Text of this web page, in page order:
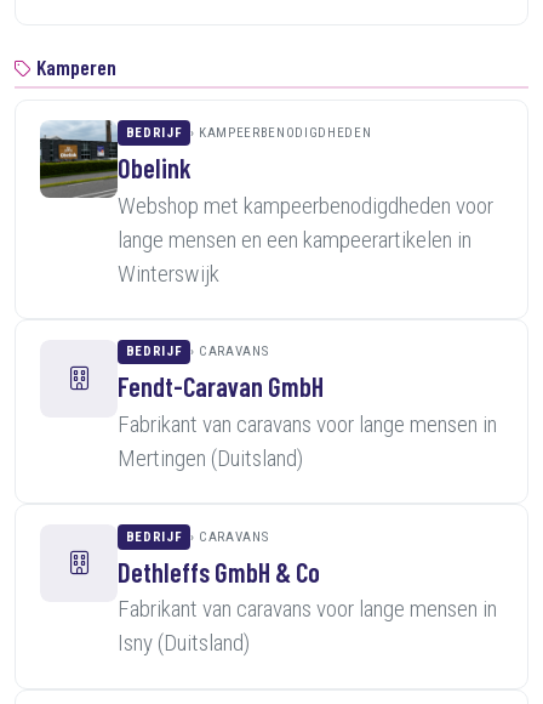
Kamperen
BEDRIJF KAMPEERBENODIGDHEDEN
Obelink
Webshop met kampeerbenodigdheden voor
lange mensen en een kampeerartikelen in
Winterswijk
BEDRIJF CARAVANS
Fendt-Caravan GmbH
Fabrikant van caravans voor lange mensen in
Mertingen (Duitsland)
BEDRIJF CARAVANS
Dethleffs GmbH & Co
Fabrikant van caravans voor lange mensen in
Isny (Duitsland)